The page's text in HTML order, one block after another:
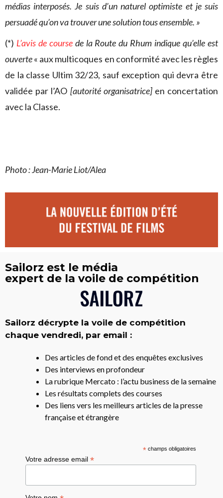
médias interposés. Je suis d’un naturel optimiste et je suis
persuadé qu’on va trouver une solution tous ensemble. »
(*) L’avis de coursede la Route du Rhum indique qu’elle est
ouverte« aux multicoques en conformité avec les règles
de la classe Ultim 32/23, sauf exception qui devra être
validée par l’AO [autorité organisatrice] en concertation
avec la Classe.
Photo : Jean-Marie Liot/Alea
Sailorz est le média
expert de la voile de compétition
Sailorz décrypte la voile de compétition
chaque vendredi, par email :
Des articles de fond et des enquêtes exclusives
Des interviews en profondeur
La rubrique Mercato : l’actu business de la semaine
Les résultats complets des courses
Des liens vers les meilleurs articles de la presse
française et étrangère
*champs obligatoires
Votre adresse email*